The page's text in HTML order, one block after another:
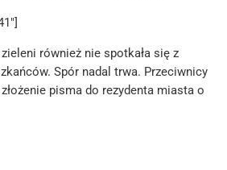
również nie spotkała się z
Spór nadal trwa. Przeciwnicy
pisma do rezydenta miasta o